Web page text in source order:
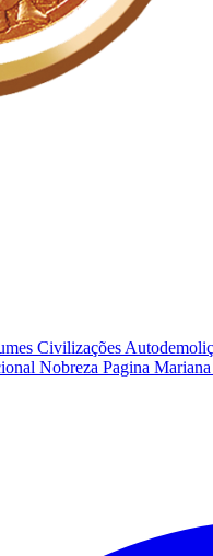
Civilizações
Nobreza Pagina Mariana